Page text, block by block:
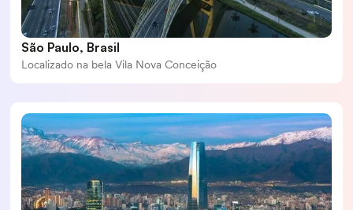
São Paulo, Brasil
Localizado na bela Vila Nova Conceição